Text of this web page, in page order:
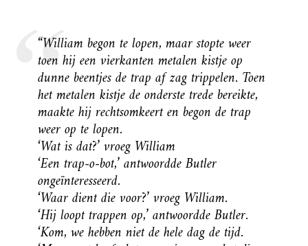
“William begon te lopen, maar stopte weer
toen hij een vierkanten metalen kistje op
dunne beentjes de trap af zag trippelen. Toen
het metalen kistje de onderste trede bereikte,
maakte hij rechtsomkeert en begon de trap
weer op te lopen.
‘Wat is dat?’ vroeg William
‘Een trap-o-bot,’ antwoordde Butler
ongeïnteresseerd.
‘Waar dient die voor?’ vroeg William.
‘Hij loopt trappen op,’ antwoordde Butler.
‘Kom, we hebben niet de hele dag de tijd.